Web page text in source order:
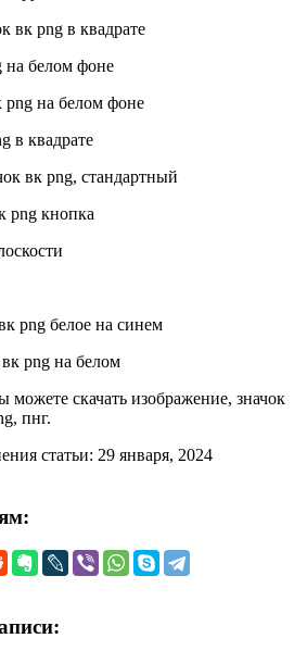
скачать изображение, значок
пнг.
статьи: 29 января, 2024